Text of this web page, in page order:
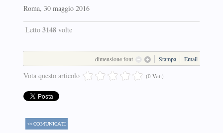
Roma, 30 maggio 2016
Letto 3148volte
dimensione font Stampa Email
Vota questo articolo (0 Voti)
<< COMUNICATI